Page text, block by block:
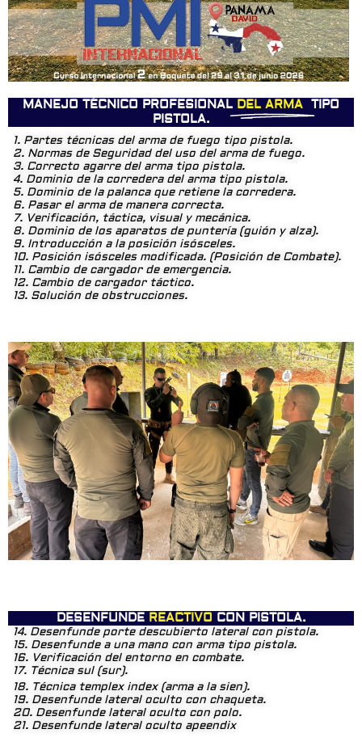
MANEJO TÉCNICO PROFESIONAL DEL ARMA TIPO
PISTOLA.
1. Partes técnicas del arma de fuego tipo pistola.
2. Normas de Seguridad del uso del arma de fuego.
3. Correcto agarre del arma tipo pistola.
4. Dominio de la corredera del arma tipo pistola.
5. Dominio de la palanca que retiene la corredera.
6. Pasar el arma de manera correcta.
7. Verificación, táctica, visual y mecánica.
8. Dominio de los aparatos de puntería (guión y alza).
9. Introducción a la posición isósceles.
10. Posición isósceles modificada. (Posición de Combate).
11. Cambio de cargador de emergencia.
12. Cambio de cargador táctico.
13. Solución de obstrucciones.
DESENFUNDE REACTIVO CON PISTOLA.
14. Desenfunde porte descubierto lateral con pistola.
15. Desenfunde a una mano con arma tipo pistola.
16. Verificación del entorno en combate.
17. Técnica sul (sur).
18. Técnica templex index (arma a la sien).
19. Desenfunde lateral oculto con chaqueta.
20. Desenfunde lateral oculto con polo.
21. Desenfunde lateral oculto apeendix